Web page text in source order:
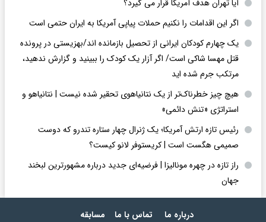
آیا تهران هدف آمریکا قرار می گیرد؟
اگر این اقدامات را نکنیم حملات پیاپی آمریکا به ایران حتمی است
یک چهارم کودکان ایرانی از تحصیل بازمانده اند/بهزیستی در پرونده
قتل مهسا شاکی است/ اگر آزار یک کودک را ببینید و گزارش ندهید،
مرتکب جرم شده اید
هیچ چیز خطرناک‌تر از یک نتانیاهوی تحقیر شده نیست | نتانیاهو و
استراتژی «تنش دائمی»
رئیس تازه ارتش آمریکا؛ یک ژنرال چهار ستاره تندرو که دوست
صمیمی هگست است | کریستوفر لانو کیست؟
راز تازه در چهره مونالیزا | فرضیه‌ای جدید درباره مشهورترین لبخند
جهان
درباره ما تماس با ما مسابقه